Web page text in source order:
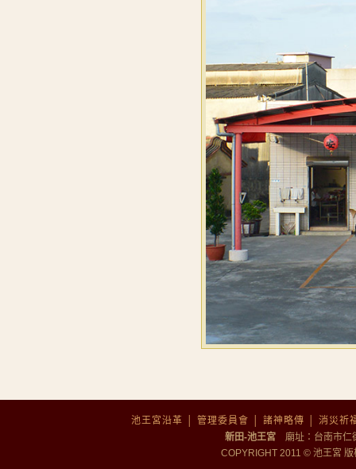
池王宮沿革 管理委員會 諸神略傳
消災祈
新田-池王宮 廟址：台南市仁
COPYRIGHT 2011 © 池王宮